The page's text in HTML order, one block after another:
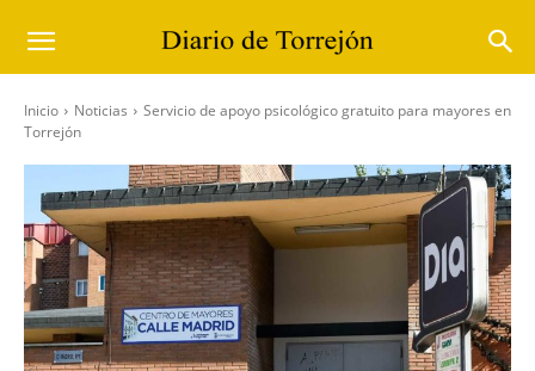
Inicio Noticias
Servicio de apoyo psicológico gratuito para mayores en
Torrejón